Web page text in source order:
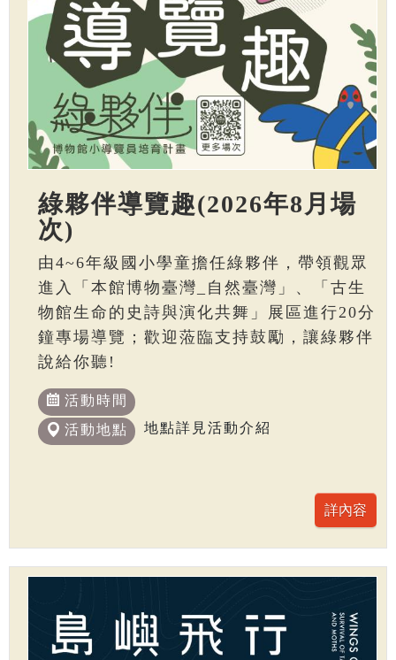
綠夥伴導覽趣(2026年8月場
次)
由4~6年級國小學童擔任綠夥伴，帶領觀眾
進入「本館博物臺灣_自然臺灣」、「古生
物館生命的史詩與演化共舞」展區進行20分
鐘專場導覽；歡迎蒞臨支持鼓勵，讓綠夥伴
說給你聽!
活動時間
活動地點
地點詳見活動介紹